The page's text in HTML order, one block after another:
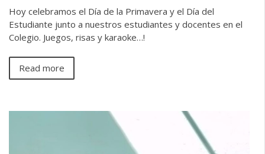
Hoy celebramos el Día de la Primavera y el Día del
Estudiante junto a nuestros estudiantes y docentes en el
Colegio. Juegos, risas y karaoke…!
Read more